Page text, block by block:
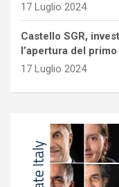
17 Luglio 2024
Castello SGR,
l’apertura del
17 Luglio 2024